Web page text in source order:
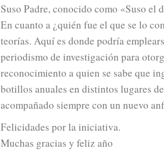
Suso Padre, conocido como «Suso el
En cuanto a ¿quién fue el que se lo
teorías. Aquí es donde podría
periodismo de investigación para
reconocimiento a quien se sabe que
botillos anuales en distintos lugares
acompañado siempre con un nuevo
Felicidades por la iniciativa.
Muchas gracias y feliz año